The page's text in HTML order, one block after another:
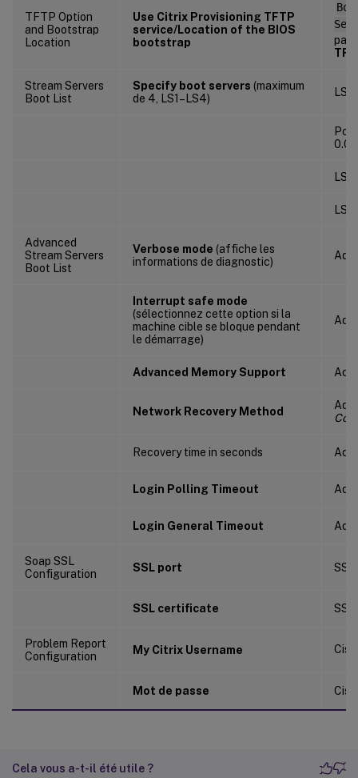
TFTP Option
and Bootstrap
Location
Use Citrix Provisioning TFTP
service/Location of the BIOS
bootstrap
Stream Servers
Boot List
Specify boot servers (maximum
de 4, LS1–LS4)
Advanced
Stream Servers
Boot List
Verbose mode (affiche les
informations de diagnostic)
Interrupt safe mode
(sélectionnez cette option si la
machine cible se bloque pendant
le démarrage)
Advanced Memory Support
Network Recovery Method
Recovery time in seconds
Login Polling Timeout
Login General Timeout
Soap SSL
Configuration
SSL port
SSL certificate
Problem Report
Configuration
My Citrix Username
Mot de passe
Cela vous a-t-il été utile ?